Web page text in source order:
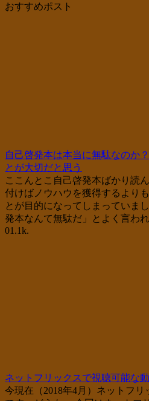
おすすめポスト
自己啓発本は本当に無駄なのか
とが大切だと思う
ここんとこ自己啓発本ばかり読
付けばノウハウを獲得するより
とが目的になってしまっていま
発本なんて無駄だ」とよく言われ
01.1k.
ネットフリックスで視聴可能な
今現在（2018年4月）ネットフ